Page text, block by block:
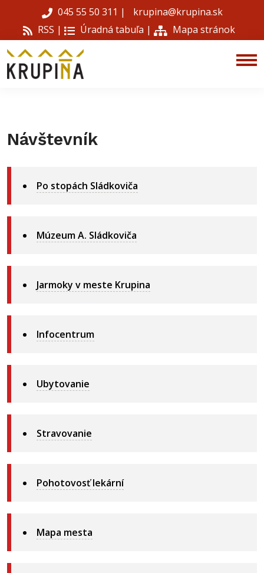
045 55 50 311 |
krupina@krupina.sk
RSS |
Úradná tabuľa | Mapa stránok
Návštevník
Po stopách Sládkoviča
Múzeum A. Sládkoviča
Jarmoky v meste Krupina
Infocentrum
Ubytovanie
Stravovanie
Pohotovosť lekární
Mapa mesta